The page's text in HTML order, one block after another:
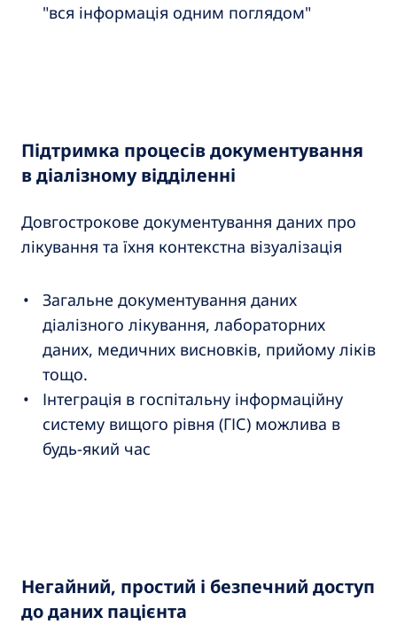
"вся інформація одним поглядом"
Підтримка процесів документування
в діалізному відділенні
Довгострокове документування даних про
лікування та їхня контекстна візуалізація
Загальне документування даних
діалізного лікування, лабораторних
даних, медичних висновків, прийому ліків
тощо.
Інтеграція в госпітальну інформаційну
систему вищого рівня (ГІС) можлива в
будь-який час
Негайний, простий і безпечний доступ
до даних пацієнта